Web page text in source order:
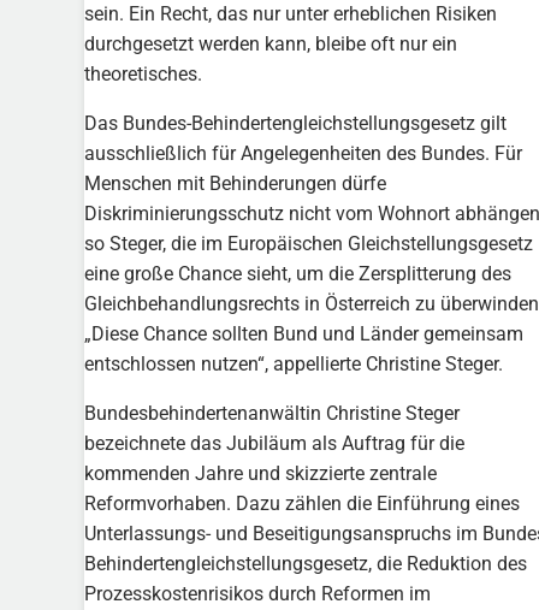
sein. Ein Recht, das nur unter erheblichen Risiken
durchgesetzt werden kann, bleibe oft nur ein
theoretisches.
Das Bundes-Behindertengleichstellungsgesetz gilt
ausschließlich für Angelegenheiten des Bundes. Für
Menschen mit Behinderungen dürfe
Diskriminierungsschutz nicht vom Wohnort
so Steger, die im Europäischen Gleichstellungsgesetz
eine große Chance sieht, um die Zersplitterung des
Gleichbehandlungsrechts in Österreich zu
„Diese Chance sollten Bund und Länder gemeinsam
entschlossen nutzen“, appellierte Christine Steger.
Bundesbehindertenanwältin Christine Steger
bezeichnete das Jubiläum als Auftrag für die
kommenden Jahre und skizzierte zentrale
Reformvorhaben. Dazu zählen die Einführung eines
Unterlassungs- und Beseitigungsanspruchs im
Behindertengleichstellungsgesetz, die Reduktion des
Prozesskostenrisikos durch Reformen im